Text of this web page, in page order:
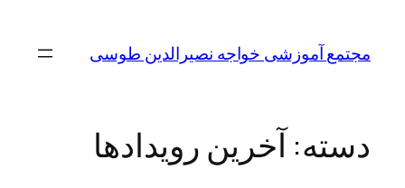
مجتمع آموزشی خواجه نصیرالدین طوسی
دسته:آخرین رویدادها